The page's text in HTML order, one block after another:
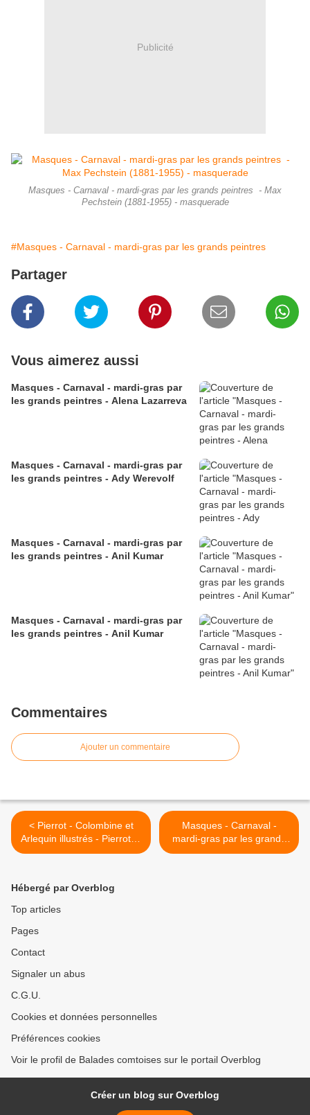
Publicité
Masques - Carnaval - mardi-gras par les grands peintres - Max
Pechstein (1881-1955) - masquerade
#Masques - Carnaval - mardi-gras par les grands peintres
Partager
Vous aimerez aussi
Masques - Carnaval - mardi-gras par
les grands peintres - Alena Lazarreva
Masques - Carnaval - mardi-gras par
les grands peintres - Ady Werevolf
Masques - Carnaval - mardi-gras par
les grands peintres - Anil Kumar
Masques - Carnaval - mardi-gras par
les grands peintres - Anil Kumar
Commentaires
Ajouter un commentaire
< Pierrot - Colombine et
Arlequin illustrés - Pierrot et
colombine - Douky
Masques - Carnaval -
mardi-gras par les grands
peintres - Manino - les
Hébergé par Overblog
Top articles
Pages
Contact
Signaler un abus
C.G.U.
Cookies et données personnelles
Préférences cookies
Voir le profil de Balades comtoises sur le portail Overblog
Créer un blog sur Overblog